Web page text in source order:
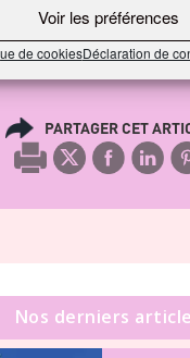
Voir les préférences
de cookiesDéclaration de
PARTAGER CET
Nos derniers